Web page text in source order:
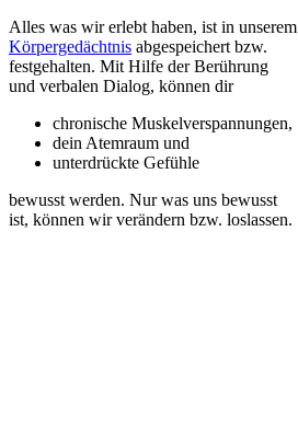
Alles was wir erlebt haben, ist in unserem
Körpergedächtnis abgespeichert bzw.
festgehalten. Mit Hilfe der Berührung
und verbalen Dialog, können dir
chronische Muskelverspannungen,
dein Atemraum und
unterdrückte Gefühle
bewusst werden. Nur was uns bewusst
ist, können wir verändern bzw. loslassen.